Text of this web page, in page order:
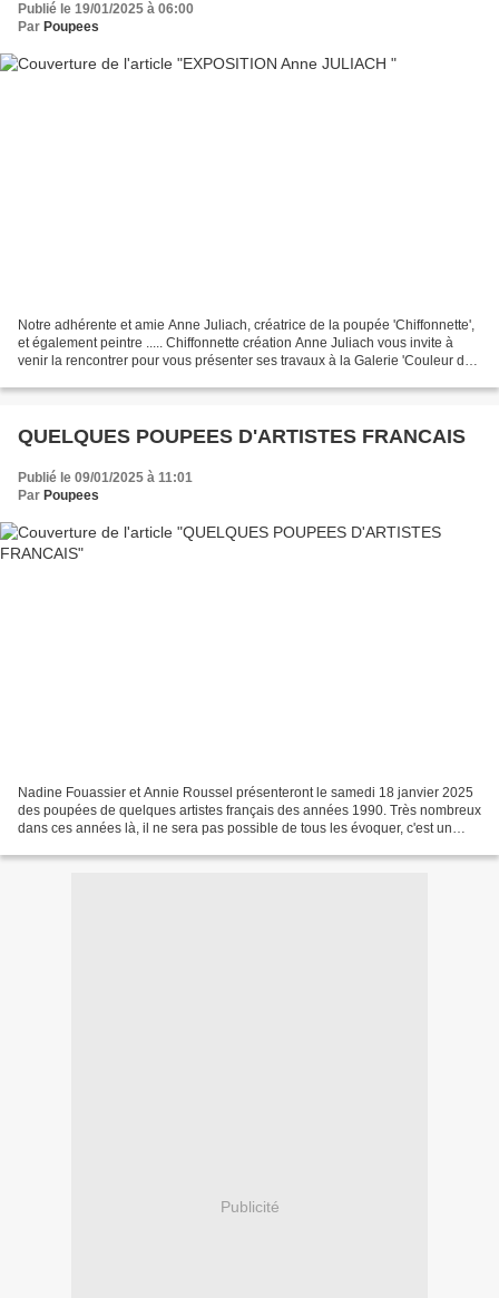
Publié le 19/01/2025 à 06:00
Par Poupees
Notre adhérente et amie Anne Juliach, créatrice de la poupée 'Chiffonnette',
et également peintre ..... Chiffonnette création Anne Juliach vous invite à
venir la rencontrer pour vous présenter ses travaux à la Galerie 'Couleur du
QUELQUES POUPEES D'ARTISTES FRANCAIS
Publié le 09/01/2025 à 11:01
Par Poupees
Nadine Fouassier et Annie Roussel présenteront le samedi 18 janvier 2025
des poupées de quelques artistes français des années 1990. Très nombreux
dans ces années là, il ne sera pas possible de tous les évoquer, c'est un
Publicité